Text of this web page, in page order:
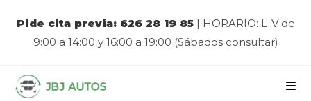
Pide cita previa: 626 28 19 85| HORARIO: L-V de
9:00 a 14:00 y 16:00 a 19:00 (Sábados consultar)